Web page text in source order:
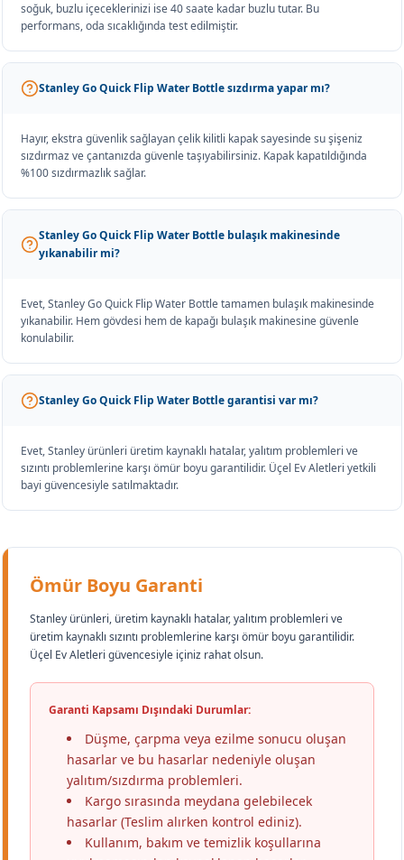
soğuk, buzlu içeceklerinizi ise 40 saate kadar buzlu tutar. Bu
performans, oda sıcaklığında test edilmiştir.
Stanley Go Quick Flip Water Bottle sızdırma yapar mı?
Hayır, ekstra güvenlik sağlayan çelik kilitli kapak sayesinde su şişeniz
sızdırmaz ve çantanızda güvenle taşıyabilirsiniz. Kapak kapatıldığında
%100 sızdırmazlık sağlar.
Stanley Go Quick Flip Water Bottle bulaşık makinesinde
yıkanabilir mi?
Evet, Stanley Go Quick Flip Water Bottle tamamen bulaşık makinesinde
yıkanabilir. Hem gövdesi hem de kapağı bulaşık makinesine güvenle
konulabilir.
Stanley Go Quick Flip Water Bottle garantisi var mı?
Evet, Stanley ürünleri üretim kaynaklı hatalar, yalıtım problemleri ve
sızıntı problemlerine karşı ömür boyu garantilidir. Üçel Ev Aletleri yetkili
bayi güvencesiyle satılmaktadır.
Ömür Boyu Garanti
Stanley ürünleri, üretim kaynaklı hatalar, yalıtım problemleri ve
üretim kaynaklı sızıntı problemlerine karşı ömür boyu garantilidir.
Üçel Ev Aletleri güvencesiyle içiniz rahat olsun.
Garanti Kapsamı Dışındaki Durumlar:
Düşme, çarpma veya ezilme sonucu oluşan
hasarlar ve bu hasarlar nedeniyle oluşan
yalıtım/sızdırma problemleri.
Kargo sırasında meydana gelebilecek
hasarlar (Teslim alırken kontrol ediniz).
Kullanım, bakım ve temizlik koşullarına